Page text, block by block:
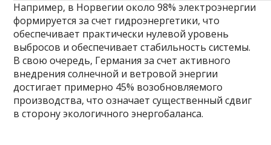
Например, в Норвегии около 98% электроэнергии
формируется за счет гидроэнергетики, что
обеспечивает практически нулевой уровень
выбросов и обеспечивает стабильность системы.
В свою очередь, Германия за счет активного
внедрения солнечной и ветровой энергии
достигает примерно 45% возобновляемого
производства, что означает существенный сдвиг
в сторону экологичного энергобаланса.